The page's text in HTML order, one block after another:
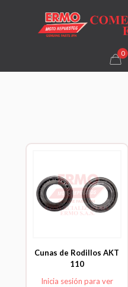
0
Cunas de Rodillos AKT
110
Inicia sesión para ver